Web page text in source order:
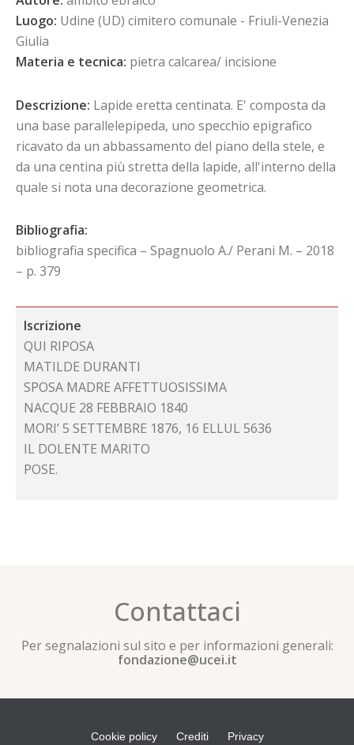
Luogo: Udine (UD) cimitero comunale - Friuli-Venezia
Giulia
Materia e tecnica: pietra calcarea/ incisione
Descrizione: Lapide eretta centinata. E' composta da
una base parallelepipeda, uno specchio epigrafico
ricavato da un abbassamento del piano della stele, e
da una centina più stretta della lapide, all'interno della
quale si nota una decorazione geometrica.
Bibliografia:
bibliografia specifica – Spagnuolo A./ Perani M. – 2018
– p. 379
Iscrizione
QUI RIPOSA
MATILDE DURANTI
SPOSA MADRE AFFETTUOSISSIMA
NACQUE 28 FEBBRAIO 1840
MORI’ 5 SETTEMBRE 1876, 16 ELLUL 5636
IL DOLENTE MARITO
POSE.
Contattaci
Per segnalazioni sul sito e per informazioni generali:
fondazione@ucei.it
Cookie policy Crediti Privacy